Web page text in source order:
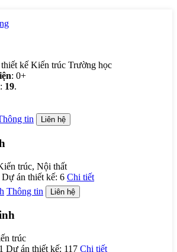
kế Kiến trúc Trường học
: 0+
19.
tin Liên hệ
trúc, Nội thất
Dự án thiết kế: 6 Chi tiết
Thông tin
Liên hệ
trúc
Dự án thiết kế: 117 Chi tiết